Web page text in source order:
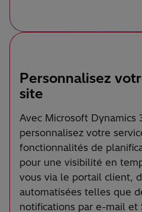
Personnalisez
site
Avec Microsoft Dynamics
personnalisez votre
fonctionnalités de
pour une visibilité en
vous via le portail client,
automatisées telles que
notifications par e-mail et